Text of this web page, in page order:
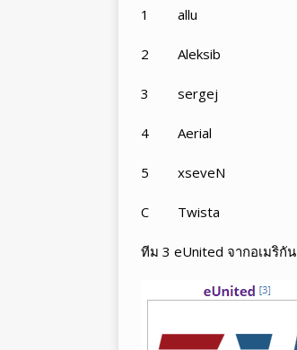
1 allu
2 Aleksib
3 sergej
4 Aerial
5 xseveN
C Twista
ทีม 3 eUnited จากอเมริกัน